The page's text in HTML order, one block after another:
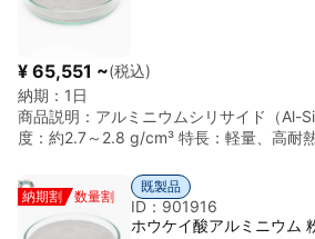
ル材としての適性が高いです。4️⃣ 主な用
産業機器高温加熱炉のぞき窓、化学反応
電子・ディスプレイタッチパネル用強化ガ
電池基板航空宇宙・防衛高温用センサー保
ンの観察ポート照明高出力放電ランプ（
管5️⃣ 形状のメリットパイプ（Pipe/Tube
しています。中空構造は熱流体の搬送路と
環境下での内部観察用保護シールドとして
損時にも急激な圧力放出を抑える構造設
粉末として供給され、リチウムイオン電
約3000℃ 形状 球状粉末 密度 約1.4～1.5
純度、高耐熱性、導電性、低アウトガス、
¥ 65,551 ~(税込)
納期： 1日
商品説明： アルミニウムシリサイド（Al-
度：約2.7～2.8 g/cm³ 特長：軽量、高耐
応 用途例：耐摩耗部品、粉末冶金部品、
ント材料、熱交換部品 保管：湿気・酸化
火気・静電気注意、長期保管は酸化防止
納期割 数量割
既製品
ID：901916
ホウケイ酸アルミニウム